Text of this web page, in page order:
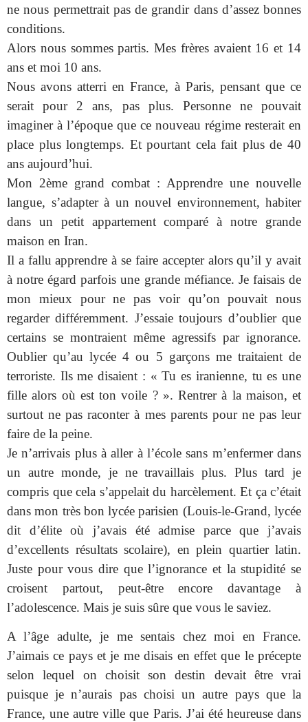
ne nous permettrait pas de grandir dans d’assez bonnes
conditions.
Alors nous sommes partis. Mes frères avaient 16 et 14
ans et moi 10 ans.
Nous avons atterri en France, à Paris, pensant que ce
serait pour 2 ans, pas plus. Personne ne pouvait
imaginer à l’époque que ce nouveau régime resterait en
place plus longtemps. Et pourtant cela fait plus de 40
ans aujourd’hui.
Mon 2ème grand combat : Apprendre une nouvelle
langue, s’adapter à un nouvel environnement, habiter
dans un petit appartement comparé à notre grande
maison en Iran.
Il a fallu apprendre à se faire accepter alors qu’il y avait
à notre égard parfois une grande méfiance. Je faisais de
mon mieux pour ne pas voir qu’on pouvait nous
regarder différemment. J’essaie toujours d’oublier que
certains se montraient même agressifs par ignorance.
Oublier qu’au lycée 4 ou 5 garçons me traitaient de
terroriste. Ils me disaient : « Tu es iranienne, tu es une
fille alors où est ton voile ? ». Rentrer à la maison, et
surtout ne pas raconter à mes parents pour ne pas leur
faire de la peine.
Je n’arrivais plus à aller à l’école sans m’enfermer dans
un autre monde, je ne travaillais plus. Plus tard je
compris que cela s’appelait du harcèlement. Et ça c’était
dans mon très bon lycée parisien (Louis-le-Grand, lycée
dit d’élite où j’avais été admise parce que j’avais
d’excellents résultats scolaire), en plein quartier latin.
Juste pour vous dire que l’ignorance et la stupidité se
croisent partout, peut-être encore davantage à
l’adolescence. Mais je suis sûre que vous le saviez.
A l’âge adulte, je me sentais chez moi en France.
J’aimais ce pays et je me disais en effet que le précepte
selon lequel on choisit son destin devait être vrai
puisque je n’aurais pas choisi un autre pays que la
France, une autre ville que Paris. J’ai été heureuse dans